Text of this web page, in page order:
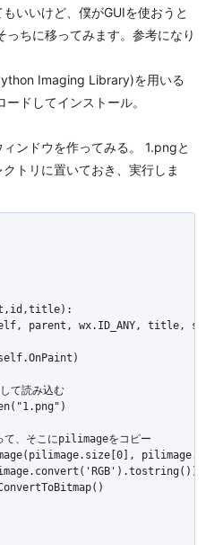
いいけど、僕がGUIを使おうと
ちに移ってみます。参考になり
Imaging Library)を用いる
ードしてインストール。
ンドウを作ってみる。 1.pngと
トリに置いておき、実行しま
parent, wx.ID_ANY, title,
て読み込む
、そこにpilimageをコピー